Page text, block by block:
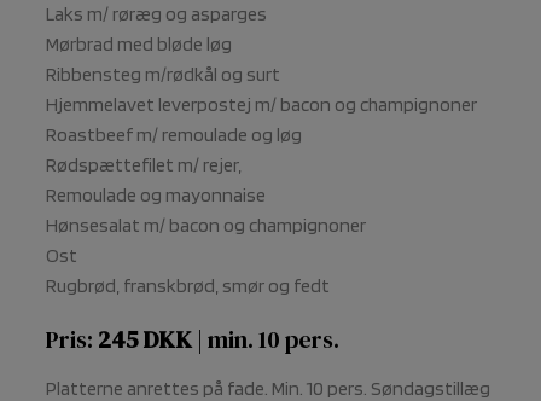
Laks m/ røræg og asparges
Mørbrad med bløde løg
Ribbensteg m/rødkål og surt
Hjemmelavet leverpostej m/ bacon og champignoner
Roastbeef m/ remoulade og løg
Rødspættefilet m/ rejer,
Remoulade og mayonnaise
Hønsesalat m/ bacon og champignoner
Ost
Rugbrød, franskbrød, smør og fedt
Pris: 245 DKK| min. 10 pers.
Platterne anrettes på fade. Min. 10 pers. Søndagstillæg